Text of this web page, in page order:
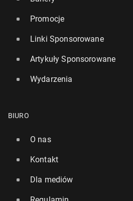
Promocje
Linki Sponsorowane
Artykuły Sponsorowane
Wydarzenia
BIURO
O nas
Kontakt
Dla mediów